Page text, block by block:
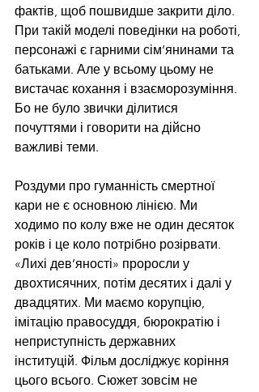
фактів, щоб пошвидше закрити діло.
При такій моделі поведінки на роботі,
персонажі є гарними сім’янинами та
батьками. Але у всьому цьому не
вистачає кохання і взаєморозуміння.
Бо не було звички ділитися
почуттями і говорити на дійсно
важливі теми.
Роздуми про гуманність смертної
кари не є основною лінією. Ми
ходимо по колу вже не один десяток
років і це коло потрібно розірвати.
«Лихі дев’яності» проросли у
двохтисячних, потім десятих і далі у
двадцятих. Ми маємо корупцію,
імітацію правосуддя, бюрократію і
неприступність державних
інституцій. Фільм досліджує коріння
цього всього. Сюжет зовсім не